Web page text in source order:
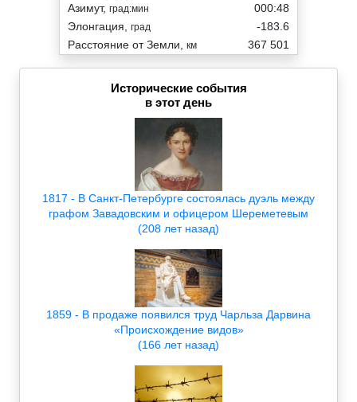
Азимут, град:мин
000:48
Элонгация, град
-183.6
Расстояние от Земли, км 367 501
Исторические события
в этот день
1817 - В Санкт-Петербурге состоялась дуэль между
графом Завадовским и офицером Шереметевым
(208 лет назад)
1859 - В продаже появился труд Чарльза Дарвина
«Происхождение видов»
(166 лет назад)